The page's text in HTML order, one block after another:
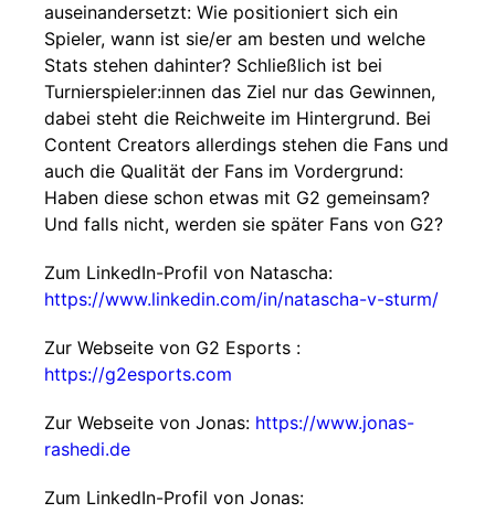
auseinandersetzt: Wie positioniert sich ein
Spieler, wann ist sie/er am besten und welche
Stats stehen dahinter? Schließlich ist bei
Turnierspieler:innen das Ziel nur das Gewinnen,
dabei steht die Reichweite im Hintergrund. Bei
Content Creators allerdings stehen die Fans und
auch die Qualität der Fans im Vordergrund:
Haben diese schon etwas mit G2 gemeinsam?
Und falls nicht, werden sie später Fans von G2?
Zum LinkedIn-Profil von Natascha:
https://www.linkedin.com/in/natascha-v-sturm/
Zur Webseite von G2 Esports :
https://g2esports.com
Zur Webseite von Jonas: https://www.jonas-
rashedi.de
Zum LinkedIn-Profil von Jonas: